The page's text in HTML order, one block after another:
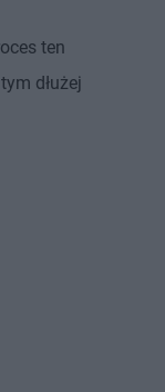
ten
dłużej